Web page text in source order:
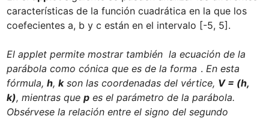
características de la función cuadrática en la que los
coefecientes a, b y c están en el intervalo [-5, 5].
El applet permite mostrar también  la ecuación de la
parábola como cónica que es de la forma . En esta
fórmula, h, k son las coordenadas del vértice, V = (h,
k), mientras que p es el parámetro de la parábola.
Obsérvese la relación entre el signo del segundo